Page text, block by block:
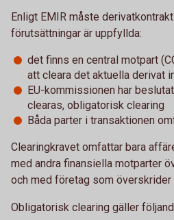
Enligt EMIR måste
förutsättningar är uppfyllda:
det finns en central motpart
att cleara det aktuella derivat
EU-kommissionen har
clearas, obligatorisk clearing
Båda parter i transaktionen
Clearingkravet omfattar bara
med andra finansiella motparter
och med företag som överskrider
Obligatorisk clearing gäller